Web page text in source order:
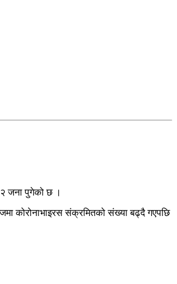
जना पुगेको छ ।
कोरोनाभाइरस संक्रमितको संख्या बढ्दै गएपछि